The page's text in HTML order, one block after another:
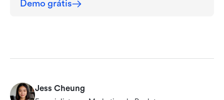
Demo grátis
Jess Cheung